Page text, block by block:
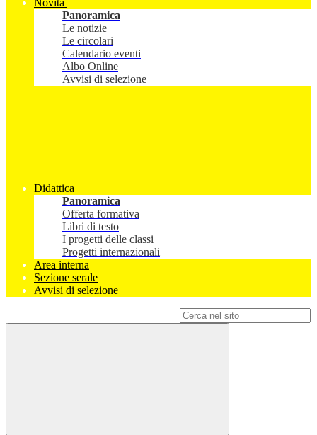
Novità
Panoramica
Le notizie
Le circolari
Calendario eventi
Albo Online
Avvisi di selezione
Didattica
Panoramica
Offerta formativa
Libri di testo
I progetti delle classi
Progetti internazionali
Area interna
Sezione serale
Avvisi di selezione